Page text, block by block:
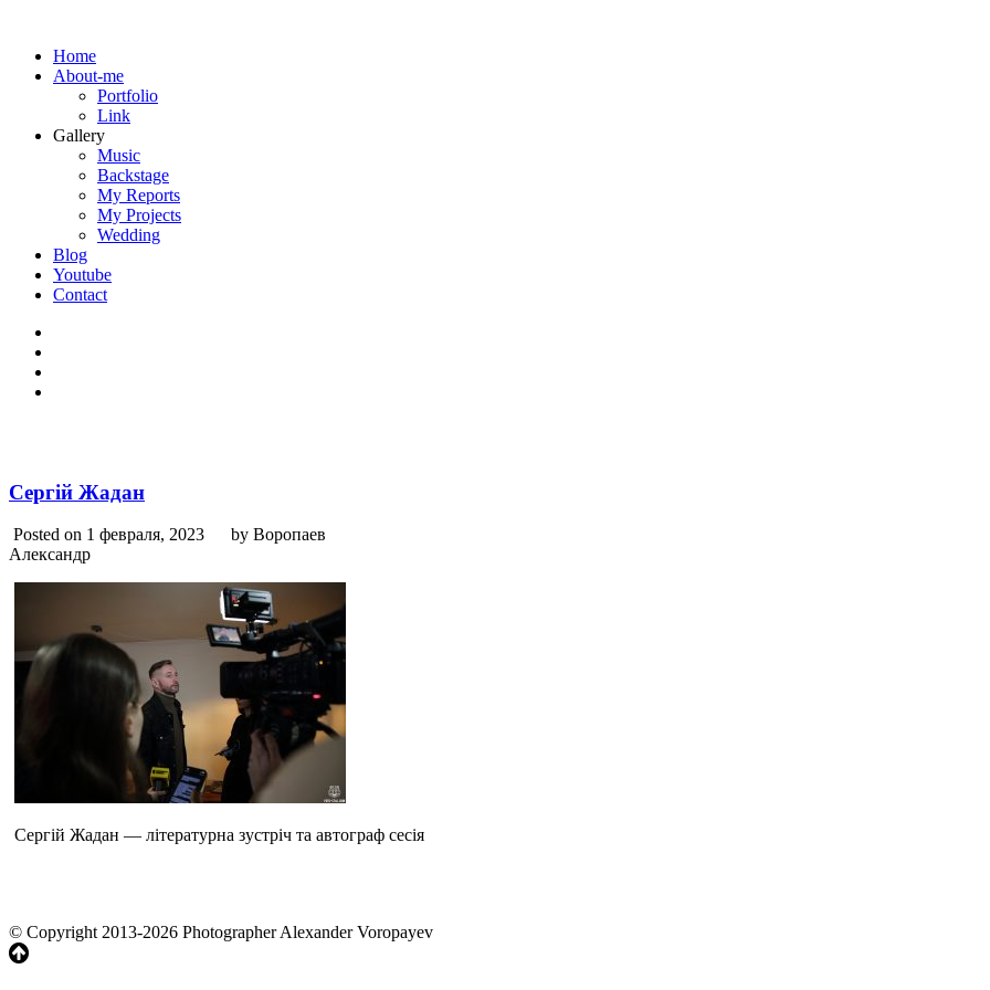
Home
About-me
Portfolio
Link
Gallery
Music
Backstage
My Reports
My Projects
Wedding
Blog
Youtube
Contact
Сергій Жадан
Posted on 1 февраля, 2023
by Воропаев
Александр
Сергій Жадан — літературна зустріч та автограф сесія
© Copyright 2013-2026 Photographer Alexander Voropayev